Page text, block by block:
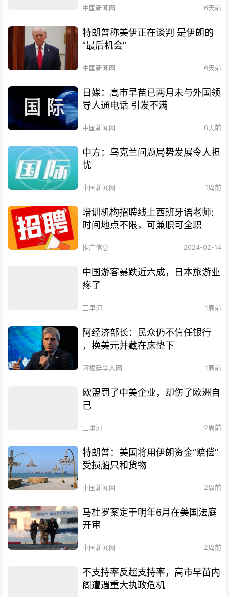
中国新闻网 6天前
特朗普称美伊正在谈判 是伊朗的
“最后机会”
中国新闻网 6天前
日媒：高市早苗已两月未与外国领
导人通电话 引发不满
中国新闻网 6天前
中方：乌克兰问题局势发展令人担
忧
中国新闻网 1周前
培训机构招聘线上西班牙语老师:
时间地点不限，可兼职可全职
推广信息 2024-02-14
中国游客暴跌近六成，日本旅游业
疼了
三里河 1周前
阿经济部长：民众仍不信任银行
，换美元并藏在床垫下
阿根廷华人网 1周前
欧盟罚了中美企业，却伤了欧洲自
己
三里河 2周前
特朗普：美国将用伊朗资金“赔偿”
受损船只和货物
中国新闻网 2周前
马杜罗案定于明年6月在美国法庭
开审
中国新闻网 2周前
不支持率反超支持率，高市早苗内
阁遭遇重大执政危机